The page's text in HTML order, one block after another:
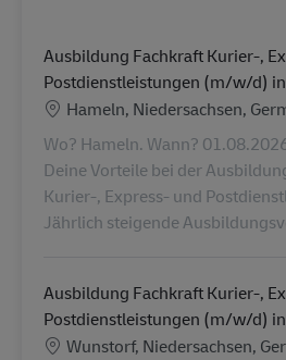
Ausbildung Fachkraft Kurier-,
Postdienstleistungen (m/w/d)
Localização
Hameln, Niedersachsen,
Wo? Hameln. Wann?
Deine Vorteile bei der
Kurier-, Express- und
Jährlich steigende
Ausbildung Fachkraft Kurier-,
Postdienstleistungen (m/w/d)
Localização
Wunstorf, Niedersachsen,